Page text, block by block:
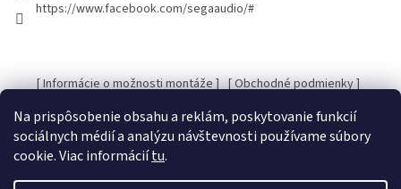
Na prispôsobenie obsahu a reklám, poskytovanie funkcií
sociálnych médií a analýzu návštevnosti používame súbory
cookie. Viac informáciítu.
https://www.facebook.com/segaaudio/#
[ Informácie o možnosti montáže ] [ Obchodné podmienky ]